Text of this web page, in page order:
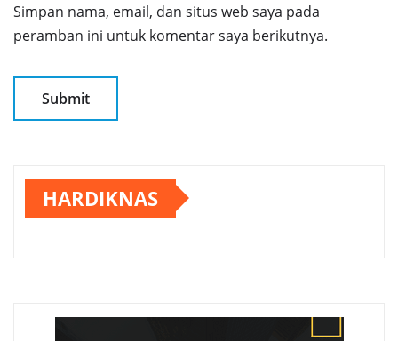
Simpan nama, email, dan situs web saya pada
peramban ini untuk komentar saya berikutnya.
HARDIKNAS